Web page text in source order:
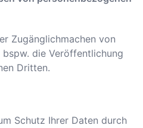
Zugänglichmachen von
die Veröffentlichung
Dritten.
Schutz Ihrer Daten durch